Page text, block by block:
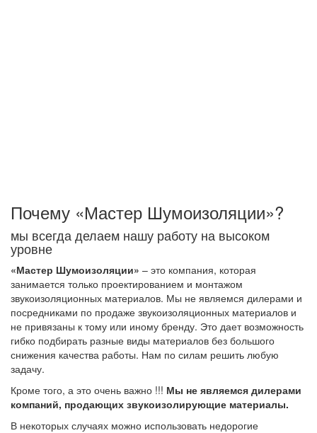
Почему «Мастер Шумоизоляции»?
мы всегда делаем нашу работу на высоком
уровне
«Мастер Шумоизоляции» – это компания, которая
занимается только проектированием и монтажом
звукоизоляционных материалов. Мы не являемся дилерами и
посредниками по продаже звукоизоляционных материалов и
не привязаны к тому или иному бренду. Это дает возможность
гибко подбирать разные виды материалов без большого
снижения качества работы. Нам по силам решить любую
задачу.
Кроме того, а это очень важно !!! Мы не являемся дилерами
компаний, продающих звукоизолирующие материалы.
В некоторых случаях можно использовать недорогие